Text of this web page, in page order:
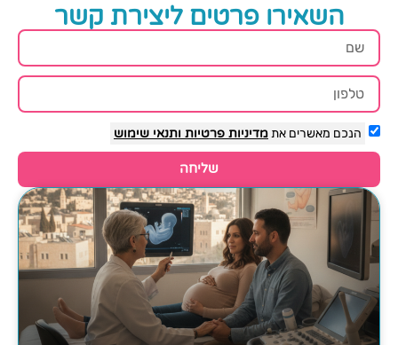
השאירו פרטים ליצירת קשר
הנכם מאשרים אתמדיניות פרטיות ותנאי שימוש
שליחה